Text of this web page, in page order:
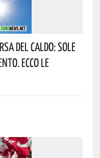
Del Caldo: Sole
Ecco Le